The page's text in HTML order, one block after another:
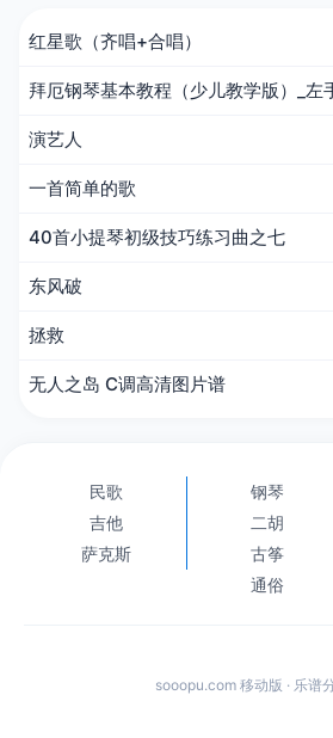
红星歌（齐唱+合唱）
拜厄钢琴基本教程（少儿教学版）_左
演艺人
一首简单的歌
40首小提琴初级技巧练习曲之七
东风破
拯救
无人之岛 C调高清图片谱
民歌 钢琴
吉他
二胡
萨克斯
古筝
通俗
sooopu.com 移动版 · 乐谱